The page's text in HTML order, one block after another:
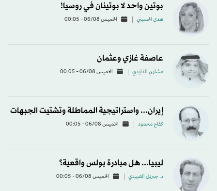
بوتين واحد لا بوتينان في روسيا!
هدى الحسيني الخميس 06/08 - 00:05
عاصفة غازي وعثمان
مشاري الذايدي الخميس 06/08 - 00:05
إيران... واستراتيجية المماطلة وتشتيت الجبهات
كفاح محمود الخميس 06/08 - 00:05
ليبيا... هل مبادرة بولس واقعية؟
د. جبريل العبيدي الخميس 06/08 - 00:05